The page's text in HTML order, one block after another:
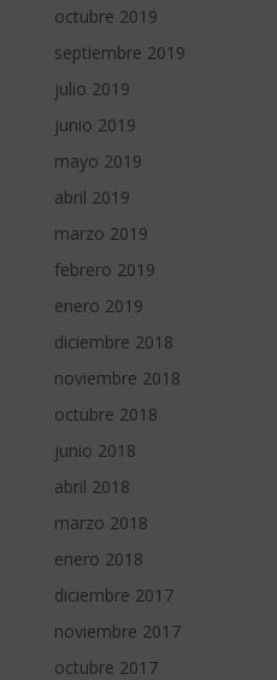
octubre 2019
septiembre 2019
julio 2019
junio 2019
mayo 2019
abril 2019
marzo 2019
febrero 2019
enero 2019
diciembre 2018
noviembre 2018
octubre 2018
junio 2018
abril 2018
marzo 2018
enero 2018
diciembre 2017
noviembre 2017
octubre 2017